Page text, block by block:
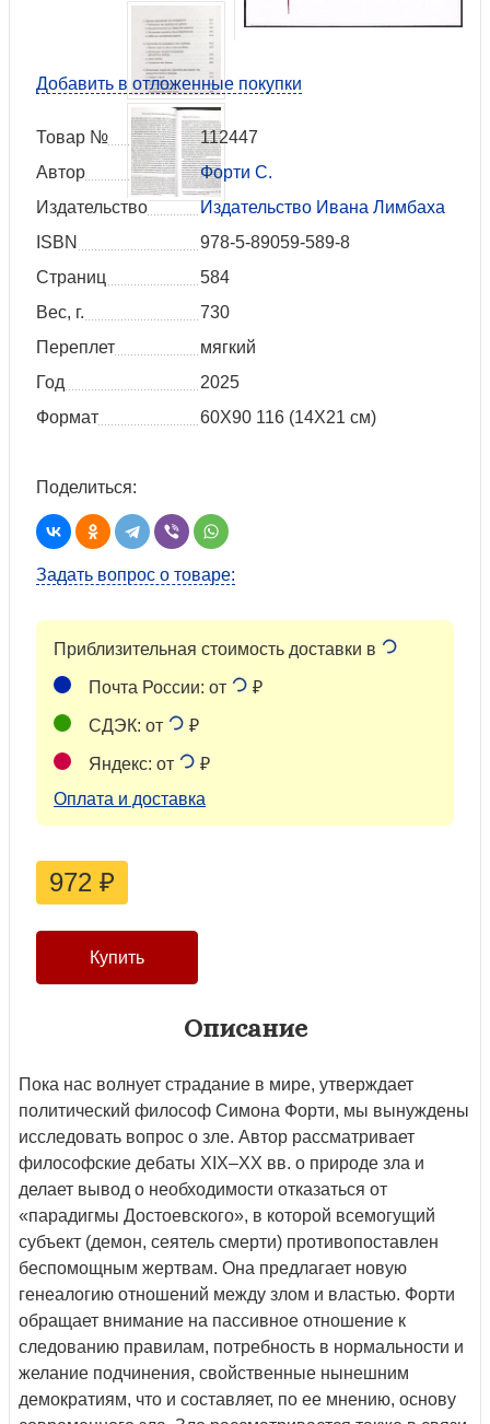
Добавить в отложенные покупки
Товар №
112447
Автор
Форти С.
Издательство
Издательство Ивана Лимбаха
ISBN
978-5-89059-589-8
Страниц
584
Вес, г.
730
Переплет
мягкий
Год
2025
Формат
60Х90 116 (14X21 см)
Поделиться:
Задать вопрос о товаре:
Приблизительная стоимость доставки в
Почта России: от ₽
СДЭК: от ₽
Яндекс: от
₽
Оплата и доставка
972 ₽
Описание
Пока нас волнует страдание в мире, утверждает
политический философ Симона Форти, мы вынуждены
исследовать вопрос о зле. Автор рассматривает
философские дебаты XIX–XX вв. о природе зла и
делает вывод о необходимости отказаться от
«парадигмы Достоевского», в которой всемогущий
субъект (демон, сеятель смерти) противопоставлен
беспомощным жертвам. Она предлагает новую
генеалогию отношений между злом и властью. Форти
обращает внимание на пассивное отношение к
следованию правилам, потребность в нормальности и
желание подчинения, свойственные нынешним
демократиям, что и составляет, по ее мнению, основу